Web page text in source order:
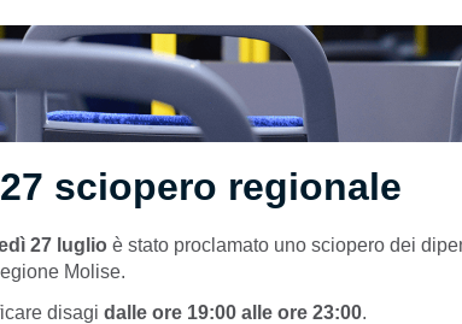
sciopero regionale
27 luglio è stato proclamato uno sciopero dei
Molise.
disagi dalle ore 19:00 alle ore 23:00.